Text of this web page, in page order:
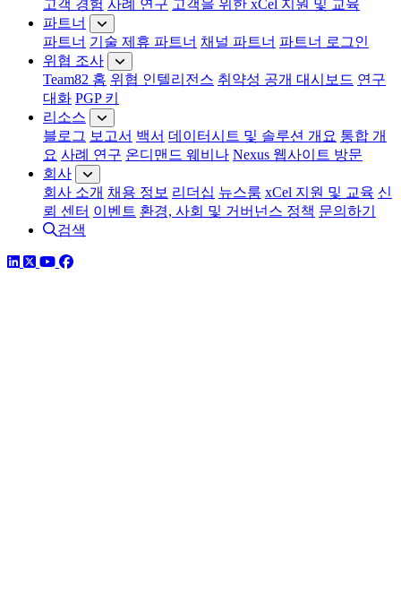
고객 경험 사례 연구 고객을 위한 xCel 지원 및 교육
파트너
파트너 기술 제휴 파트너 채널 파트너 파트너 로그인
위협 조사
Team82 홈 위협 인텔리전스 취약성 공개 대시보드 연구
대화 PGP 키
리소스
블로그 보고서 백서 데이터시트 및 솔루션 개요 통합 개
요 사례 연구 온디맨드 웨비나 Nexus 웹사이트 방문
회사
회사 소개 채용 정보 리더십 뉴스룸 xCel 지원 및 교육 신
뢰 센터 이벤트 환경, 사회 및 거버넌스 정책 문의하기
검색
링크드인
트위터유튜브
페이스북